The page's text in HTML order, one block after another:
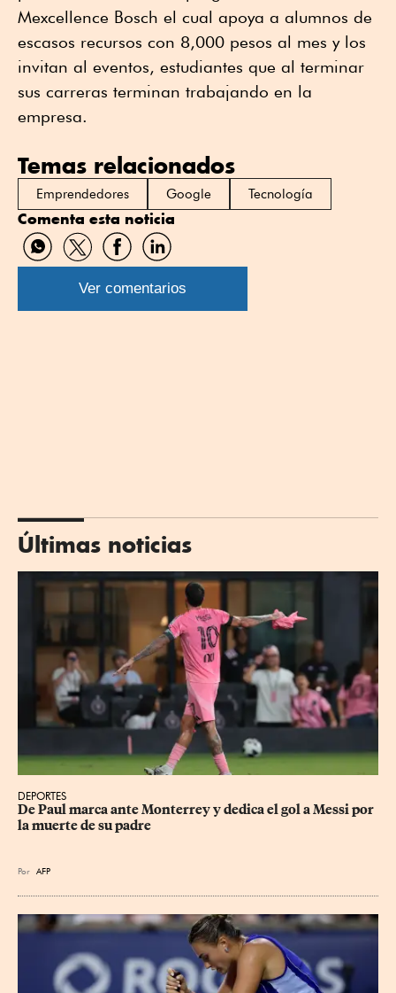
Mexcellence Bosch el cual apoya a alumnos de
escasos recursos con 8,000 pesos al mes y los
invitan al eventos, estudiantes que al terminar
sus carreras terminan trabajando en la
empresa.
Temas relacionados
Emprendedores Google Tecnología
Comenta esta noticia
Compartir
por
WhatsApp
Compartir
por
Twitter
Compartir
por
Facebook
Compartir
por
Linkedin
Ver comentarios
Últimas noticias
DEPORTES
De Paul marca ante Monterrey y dedica el gol a Messi por
la muerte de su padre
Por AFP